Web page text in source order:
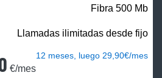
Fibra 500 Mb
Llamadas ilimitadas desde fijo
€/mes
12 meses, luego 29,90€/mes